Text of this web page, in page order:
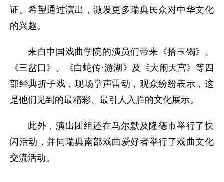
证。希望通过演出，激发更多瑞典民众对中华文化
的兴趣。
来自中国戏曲学院的演员们带来《拾玉镯》、
《三岔口》、《白蛇传·游湖》及《大闹天宫》等四
部经典折子戏，现场掌声雷动，观众纷纷表示，这
是他们见到的最精彩、最引人入胜的文化展示。
此外，演出团组还在马尔默及隆德市举行了快
闪活动，并同瑞典南部戏曲爱好者举行了戏曲文化
交流活动。